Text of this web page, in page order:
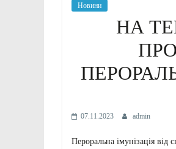
Новини
НА
07.11.2023 admin
Пероральна імунізація від